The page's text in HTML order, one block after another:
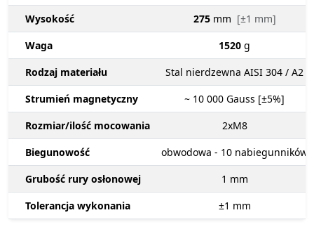
Wysokość
275 mm [±1 mm]
Waga
1520 g
Rodzaj materiału
Stal nierdzewna AISI 304 / A2
Strumień magnetyczny
~ 10 000 Gauss [±5%]
Rozmiar/ilość mocowania
2xM8
Biegunowość
obwodowa - 10 nabiegunników
Grubość rury osłonowej
1 mm
Tolerancja wykonania
±1 mm